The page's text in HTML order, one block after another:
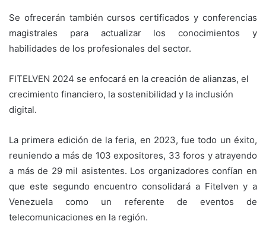
Se ofrecerán también cursos certificados y conferencias
magistrales para actualizar los conocimientos y
habilidades de los profesionales del sector.
FITELVEN 2024 se enfocará en la creación de alianzas, el
crecimiento financiero, la sostenibilidad y la inclusión
digital.
La primera edición de la feria, en 2023, fue todo un éxito,
reuniendo a más de 103 expositores, 33 foros y atrayendo
a más de 29 mil asistentes. Los organizadores confían en
que este segundo encuentro consolidará a Fitelven y a
Venezuela como un referente de eventos de
telecomunicaciones en la región.